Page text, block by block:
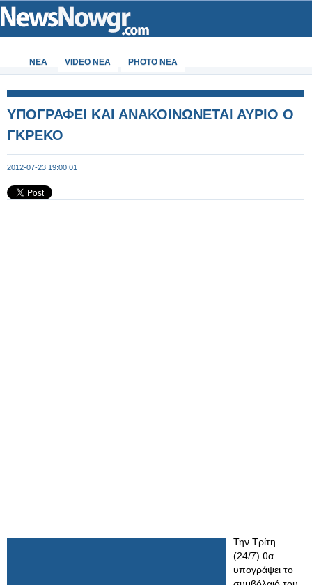
ΝΕΑ VIDEO NEA PHOTO NEA
ΥΠΟΓΡΑΦΕΙ ΚΑΙ ΑΝΑΚΟΙΝΩΝΕΤΑΙ ΑΥΡΙΟ Ο
ΓΚΡΕΚΟ
2012-07-23 19:00:01
Την Τρίτη
(24/7) θα
υπογράψει το